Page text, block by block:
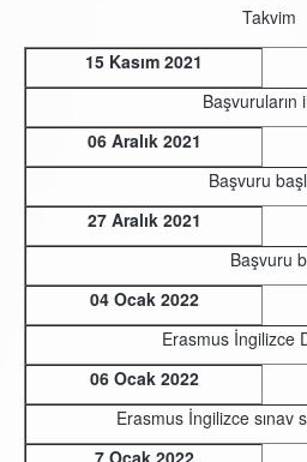
Takvim
15 Kasım 2021
Başvuruların
06 Aralık 2021
Başvuru
27 Aralık 2021
Başvuru
04 Ocak 2022
Erasmus İngilizce
06 Ocak 2022
Erasmus İngilizce sınav
7 Ocak 2022